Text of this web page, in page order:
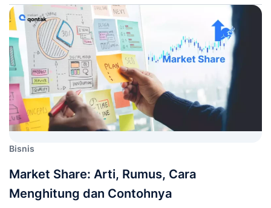
Bisnis
Market Share: Arti, Rumus, Cara
Menghitung dan Contohnya